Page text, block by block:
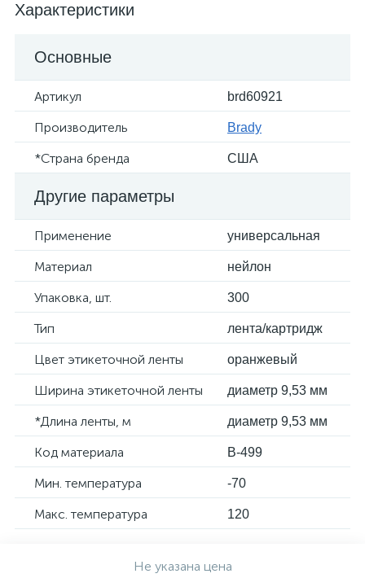
Характеристики
Основные
Артикул brd60921
Производитель Brady
*Страна бренда США
Другие параметры
Применение универсальная
Материал нейлон
Упаковка, шт. 300
Тип лента/картридж
Цвет этикеточной ленты оранжевый
Ширина этикеточной ленты диаметр 9,53 мм
*Длина ленты, м диаметр 9,53 мм
Код материала B-499
Мин. температура -70
Макс. температура 120
Не указана цена